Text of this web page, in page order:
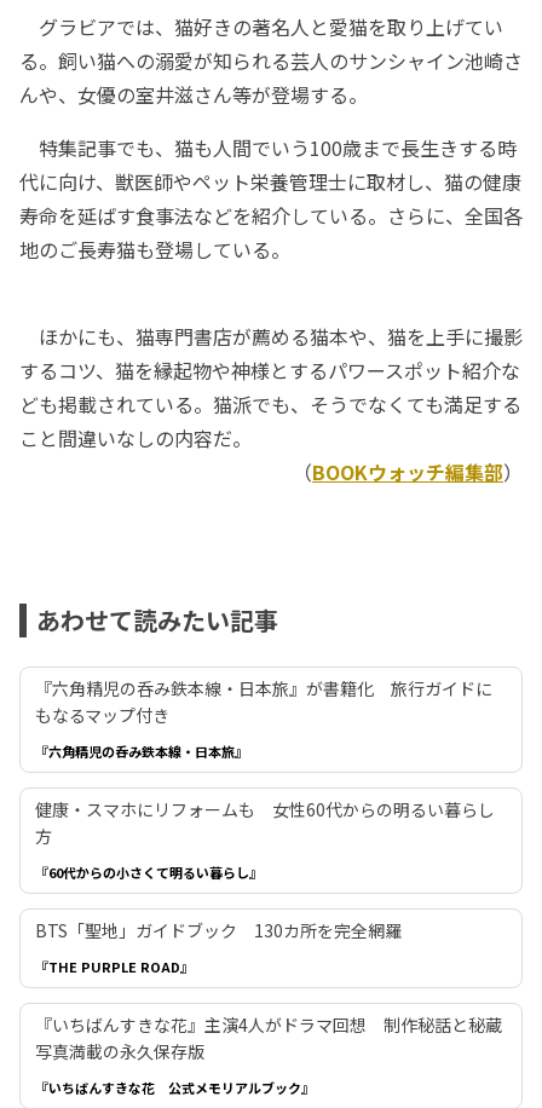
グラビアでは、猫好きの著名人と愛猫を取り上げてい
る。飼い猫への溺愛が知られる芸人のサンシャイン池崎さ
んや、女優の室井滋さん等が登場する。
特集記事でも、猫も人間でいう100歳まで長生きする時
代に向け、獣医師やペット栄養管理士に取材し、猫の健康
寿命を延ばす食事法などを紹介している。さらに、全国各
地のご長寿猫も登場している。
ほかにも、猫専門書店が薦める猫本や、猫を上手に撮影
するコツ、猫を縁起物や神様とするパワースポット紹介な
ども掲載されている。猫派でも、そうでなくても満足する
こと間違いなしの内容だ。
（BOOKウォッチ編集部）
あわせて読みたい記事
『六角精児の呑み鉄本線・日本旅』が書籍化 旅行ガイドに
もなるマップ付き
『六角精児の呑み鉄本線・日本旅』
健康・スマホにリフォームも 女性60代からの明るい暮らし
方
『60代からの小さくて明るい暮らし』
BTS「聖地」ガイドブック 130カ所を完全網羅
『THE PURPLE ROAD』
『いちばんすきな花』主演4人がドラマ回想 制作秘話と秘蔵
写真満載の永久保存版
『いちばんすきな花 公式メモリアルブック』